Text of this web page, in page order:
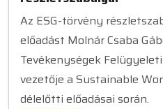
Az ESG-törvény
előadást Molnár Csaba
Tevékenységek
vezetője a Sustainable
délelőtti előadásai során.